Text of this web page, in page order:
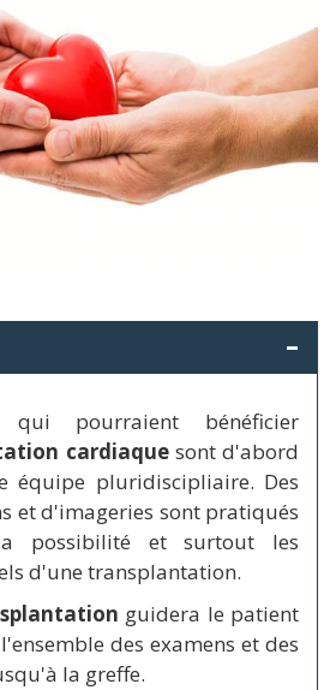
qui pourraient bénéficier
cardiaquesont d'abord
équipe pluridiscipliaire. Des
et d'imageries sont pratiqués
possibilité et surtout les
d'une transplantation.
guidera le patient
des examens et des
la greffe.